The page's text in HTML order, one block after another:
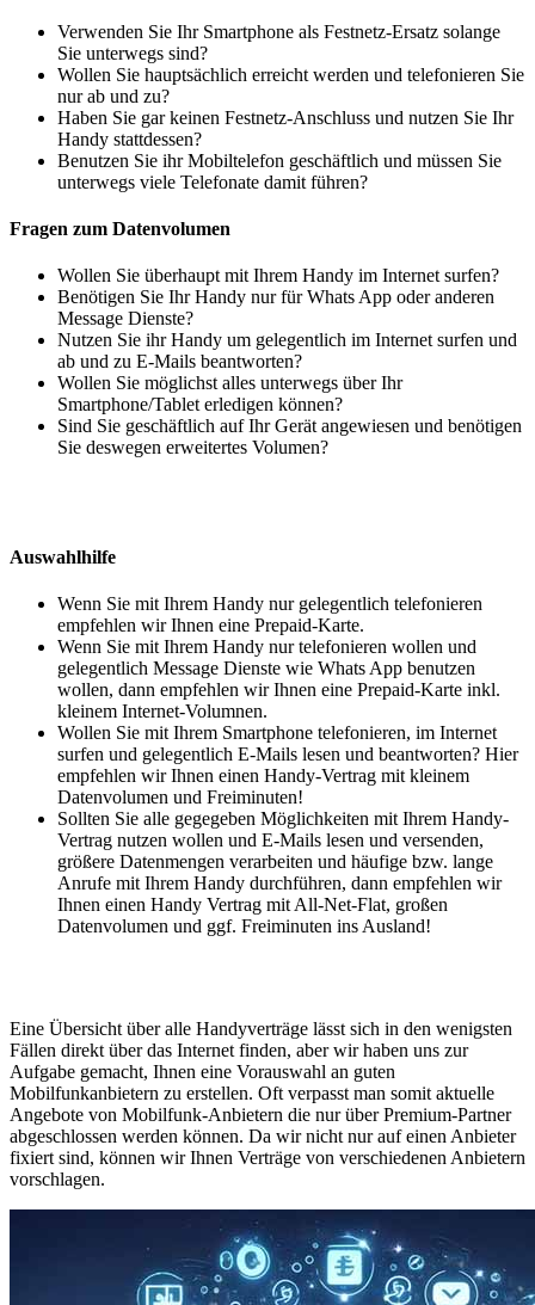
Verwenden Sie Ihr Smartphone als Festnetz-Ersatz solange
Sie unterwegs sind?
Wollen Sie hauptsächlich erreicht werden und telefonieren Sie
nur ab und zu?
Haben Sie gar keinen Festnetz-Anschluss und nutzen Sie Ihr
Handy stattdessen?
Benutzen Sie ihr Mobiltelefon geschäftlich und müssen Sie
unterwegs viele Telefonate damit führen?
Fragen zum Datenvolumen
Wollen Sie überhaupt mit Ihrem Handy im Internet surfen?
Benötigen Sie Ihr Handy nur für Whats App oder anderen
Message Dienste?
Nutzen Sie ihr Handy um gelegentlich im Internet surfen und
ab und zu E-Mails beantworten?
Wollen Sie möglichst alles unterwegs über Ihr
Smartphone/Tablet erledigen können?
Sind Sie geschäftlich auf Ihr Gerät angewiesen und benötigen
Sie deswegen erweitertes Volumen?
Auswahlhilfe
Wenn Sie mit Ihrem Handy nur gelegentlich telefonieren
empfehlen wir Ihnen eine Prepaid-Karte.
Wenn Sie mit Ihrem Handy nur telefonieren wollen und
gelegentlich Message Dienste wie Whats App benutzen
wollen, dann empfehlen wir Ihnen eine Prepaid-Karte inkl.
kleinem Internet-Volumnen.
Wollen Sie mit Ihrem Smartphone telefonieren, im Internet
surfen und gelegentlich E-Mails lesen und beantworten? Hier
empfehlen wir Ihnen einen Handy-Vertrag mit kleinem
Datenvolumen und Freiminuten!
Sollten Sie alle gegegeben Möglichkeiten mit Ihrem Handy-
Vertrag nutzen wollen und E-Mails lesen und versenden,
größere Datenmengen verarbeiten und häufige bzw. lange
Anrufe mit Ihrem Handy durchführen, dann empfehlen wir
Ihnen einen Handy Vertrag mit All-Net-Flat, großen
Datenvolumen und ggf. Freiminuten ins Ausland!
Eine Übersicht über alle Handyverträge lässt sich in den wenigsten
Fällen direkt über das Internet finden, aber wir haben uns zur
Aufgabe gemacht, Ihnen eine Vorauswahl an guten
Mobilfunkanbietern zu erstellen. Oft verpasst man somit aktuelle
Angebote von Mobilfunk-Anbietern die nur über Premium-Partner
abgeschlossen werden können. Da wir nicht nur auf einen Anbieter
fixiert sind, können wir Ihnen Verträge von verschiedenen Anbietern
vorschlagen.